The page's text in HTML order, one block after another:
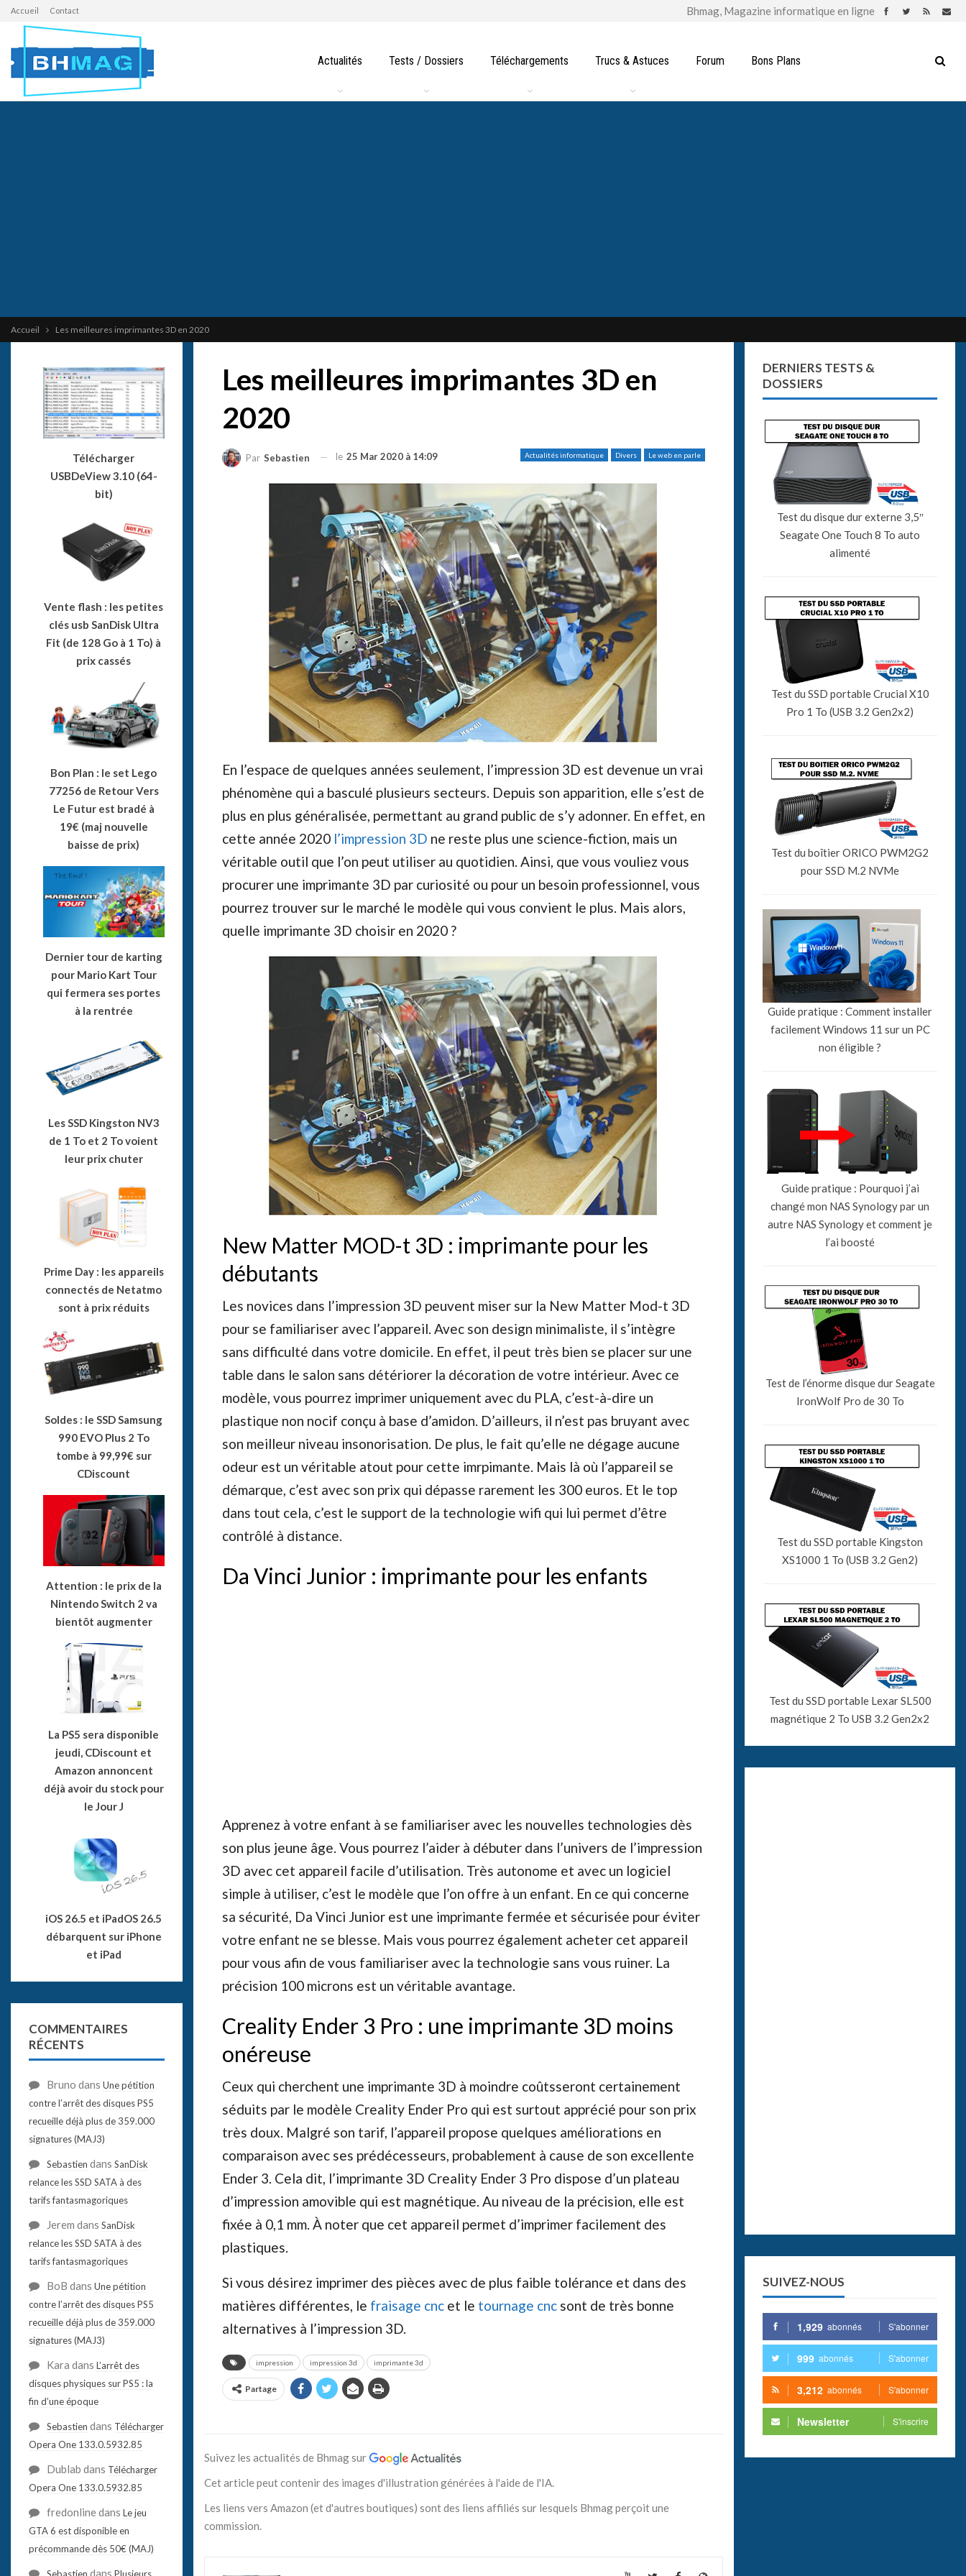
Accueil Contact
Actualités Tests / Dossiers Téléchargements Trucs & Astuces Forum Bons Plans
Accueil Les meilleures imprimantes 3D en 2020
Les meilleures imprimantes 3D en
2020
Actualités informatique Divers Le web en parle
Par Sebastien le 25 Mar 2020 à 14:09
En l’espace de quelques années seulement, l’impression 3D est devenue un vrai
phénomène qui a basculé plusieurs secteurs. Depuis son apparition, elle s’est de
plus en plus généralisée, permettant au grand public de s’y adonner. En effet, en
cette année 2020 l’impression 3D ne reste plus une science-fiction, mais un
véritable outil que l’on peut utiliser au quotidien. Ainsi, que vous vouliez vous
procurer une imprimante 3D par curiosité ou pour un besoin professionnel, vous
pourrez trouver sur le marché le modèle qui vous convient le plus. Mais alors,
quelle imprimante 3D choisir en 2020 ?
New Matter MOD-t 3D : imprimante pour les
débutants
Les novices dans l’impression 3D peuvent miser sur la New Matter Mod-t 3D
pour se familiariser avec l’appareil. Avec son design minimaliste, il s’intègre
sans difficulté dans votre domicile. En effet, il peut très bien se placer sur une
table dans le salon sans détériorer la décoration de votre intérieur. Avec ce
modèle, vous pourrez imprimer uniquement avec du PLA, c’est-à-dire un
plastique non nocif conçu à base d’amidon. D’ailleurs, il n’est pas bruyant avec
son meilleur niveau insonorisation. De plus, le fait qu’elle ne dégage aucune
odeur est un véritable atout pour cette imrpimante. Mais là où l’appareil se
démarque, c’est avec son prix qui dépasse rarement les 300 euros. Et le top
dans tout cela, c’est le support de la technologie wifi qui lui permet d’être
contrôlé à distance.
Da Vinci Junior : imprimante pour les enfants
Apprenez à votre enfant à se familiariser avec les nouvelles technologies dès
son plus jeune âge. Vous pourrez l’aider à débuter dans l’univers de l’impression
3D avec cet appareil facile d’utilisation. Très autonome et avec un logiciel
simple à utiliser, c’est le modèle que l’on offre à un enfant. En ce qui concerne
sa sécurité, Da Vinci Junior est une imprimante fermée et sécurisée pour éviter
votre enfant ne se blesse. Mais vous pourrez également acheter cet appareil
pour vous afin de vous familiariser avec la technologie sans vous ruiner. La
précision 100 microns est un véritable avantage.
Creality Ender 3 Pro : une imprimante 3D moins
onéreuse
Ceux qui cherchent une imprimante 3D à moindre coûtsseront certainement
séduits par le modèle Creality Ender Pro qui est surtout apprécié pour son prix
très doux. Malgré son tarif, l’appareil propose quelques améliorations en
comparaison avec ses prédécesseurs, probablement à cause de son excellente
Ender 3. Cela dit, l’imprimante 3D Creality Ender 3 Pro dispose d’un plateau
d’impression amovible qui est magnétique. Au niveau de la précision, elle est
fixée à 0,1 mm. À noter que cet appareil permet d’imprimer facilement des
plastiques.
Si vous désirez imprimer des pièces avec de plus faible tolérance et dans des
matières différentes, le fraisage cncet le tournage cncsont de très bonne
alternatives à l’impression 3D.
impression impression 3d imprimante 3d
Partage
Suivez les actualités de Bhmag sur
Cet article peut contenir des images d'illustration générées à l'aide de l'IA.
Les liens vers Amazon (et d'autres boutiques) sont des liens affiliés sur lesquels Bhmag perçoit une
commission.
DERNIERS TESTS &
DOSSIERS
Test du disque dur externe 3,5″
Seagate One Touch 8 To auto
alimenté
Test du SSD portable Crucial X10
Pro 1 To (USB 3.2 Gen2x2)
Test du boîtier ORICO PWM2G2
pour SSD M.2 NVMe
Guide pratique : Comment installer
facilement Windows 11 sur un PC
non éligible ?
Guide pratique : Pourquoi j’ai
changé mon NAS Synology par un
autre NAS Synology et comment je
l’ai boosté
Test de l’énorme disque dur Seagate
IronWolf Pro de 30 To
Test du SSD portable Kingston
XS1000 1 To (USB 3.2 Gen2)
Test du SSD portable Lexar SL500
magnétique 2 To USB 3.2 Gen2x2
SUIVEZ-NOUS
1,929 abonnés S'abonner
999 abonnés S'abonner
3,212 abonnés S'abonner
Newsletter S'inscrire
Télécharger
USBDeView 3.10 (64-
bit)
Vente flash : les petites
clés usb SanDisk Ultra
Fit (de 128 Go à 1 To) à
prix cassés
Bon Plan : le set Lego
77256 de Retour Vers
Le Futur est bradé à
19€ (maj nouvelle
baisse de prix)
Dernier tour de karting
pour Mario Kart Tour
qui fermera ses portes
à la rentrée
Les SSD Kingston NV3
de 1 To et 2 To voient
leur prix chuter
Prime Day : les appareils
connectés de Netatmo
sont à prix réduits
Soldes : le SSD Samsung
990 EVO Plus 2 To
tombe à 99,99€ sur
CDiscount
Attention : le prix de la
Nintendo Switch 2 va
bientôt augmenter
La PS5 sera disponible
jeudi, CDiscount et
Amazon annoncent
déjà avoir du stock pour
le Jour J
iOS 26.5 et iPadOS 26.5
débarquent sur iPhone
et iPad
COMMENTAIRES
RÉCENTS
Bruno dans Une pétition
contre l’arrêt des disques PS5
recueille déjà plus de 359.000
signatures (MAJ3)
Sebastien dans SanDisk
relance les SSD SATA à des
tarifs fantasmagoriques
Jerem dans SanDisk
relance les SSD SATA à des
tarifs fantasmagoriques
BoB dans Une pétition
contre l’arrêt des disques PS5
recueille déjà plus de 359.000
signatures (MAJ3)
Kara dans L’arrêt des
disques physiques sur PS5 : la
fin d’une époque
Sebastien dans Télécharger
Opera One 133.0.5932.85
Dublab dans Télécharger
Opera One 133.0.5932.85
fredonlinedans Le jeu
GTA 6 est disponible en
précommande dès 50€ (MAJ)
Sebastien dans Plusieurs